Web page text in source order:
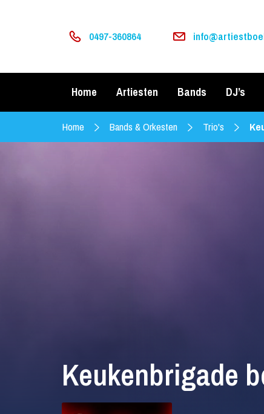
0497-360864
Home Artiesten Bands DJ’s
Home Bands & Orkesten Trio's
Keukenbrigade